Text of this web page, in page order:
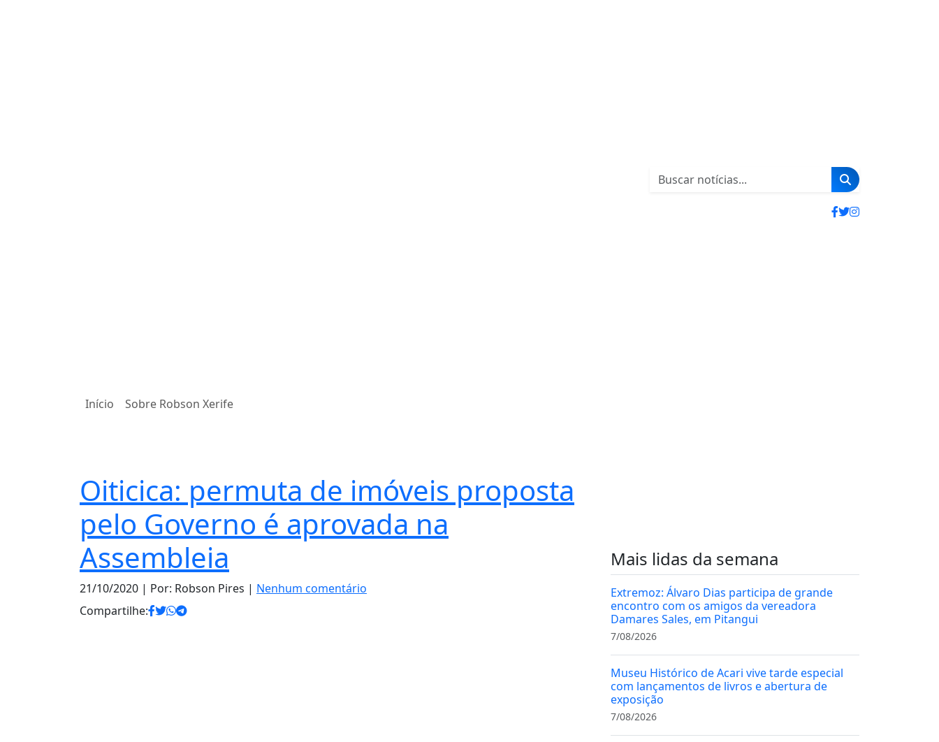
Início Sobre Robson Xerife
Oiticica: permuta de imóveis proposta
pelo Governo é aprovada na
Assembleia
21/10/2020 | Por: Robson Pires | Nenhum comentário
Compartilhe:
Mais lidas da semana
Extremoz: Álvaro Dias participa de grande
encontro com os amigos da vereadora
Damares Sales, em Pitangui
7/08/2026
Museu Histórico de Acari vive tarde especial
com lançamentos de livros e abertura de
exposição
7/08/2026